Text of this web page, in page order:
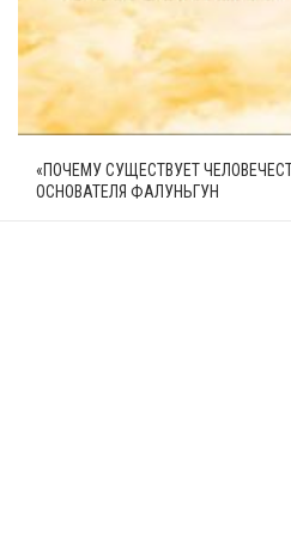
«ПОЧЕМУ СУЩЕСТВУЕТ
ОСНОВАТЕЛЯ ФАЛУНЬГУН